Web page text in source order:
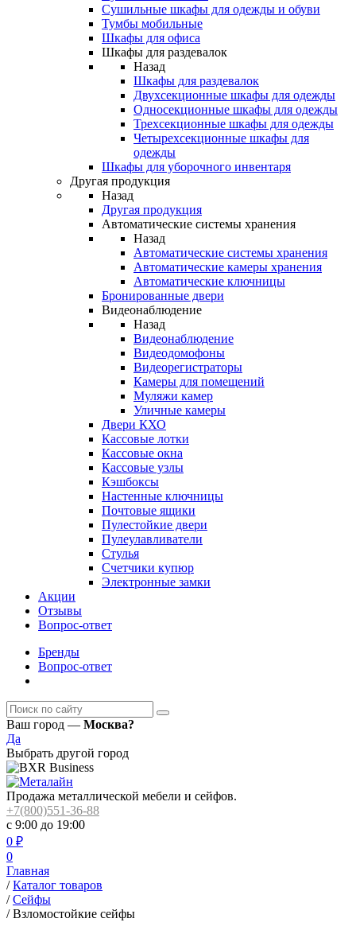
Сушильные шкафы для одежды и обуви
Тумбы мобильные
Шкафы для офиса
Шкафы для раздевалок
Назад
Шкафы для раздевалок
Двухсекционные шкафы для одежды
Односекционные шкафы для одежды
Трехсекционные шкафы для одежды
Четырехсекционные шкафы для
одежды
Шкафы для уборочного инвентаря
Другая продукция
Назад
Другая продукция
Автоматические системы хранения
Назад
Автоматические системы хранения
Автоматические камеры хранения
Автоматические ключницы
Бронированные двери
Видеонаблюдение
Назад
Видеонаблюдение
Видеодомофоны
Видеорегистраторы
Камеры для помещений
Муляжи камер
Уличные камеры
Двери КХО
Кассовые лотки
Кассовые окна
Кассовые узлы
Кэшбоксы
Настенные ключницы
Почтовые ящики
Пулестойкие двери
Пулеулавливатели
Стулья
Счетчики купюр
Электронные замки
Акции
Отзывы
Вопрос-ответ
Бренды
Вопрос-ответ
Ваш город — Москва?
Да
Выбрать другой город
Продажа металлической мебели и сейфов.
+7(800)551-36-88
с 9:00 до 19:00
0 ₽
0
Главная
/ Каталог товаров
/ Сейфы
/ Взломостойкие сейфы